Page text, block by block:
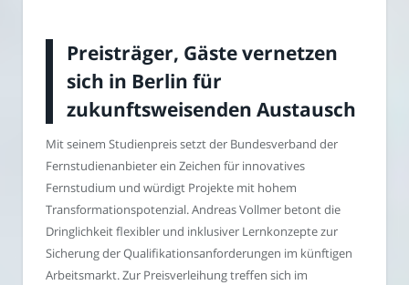
Preisträger, Gäste vernetzen
sich in Berlin für
zukunftsweisenden Austausch
Mit seinem Studienpreis setzt der Bundesverband der
Fernstudienanbieter ein Zeichen für innovatives
Fernstudium und würdigt Projekte mit hohem
Transformationspotenzial. Andreas Vollmer betont die
Dringlichkeit flexibler und inklusiver Lernkonzepte zur
Sicherung der Qualifikationsanforderungen im künftigen
Arbeitsmarkt. Zur Preisverleihung treffen sich im